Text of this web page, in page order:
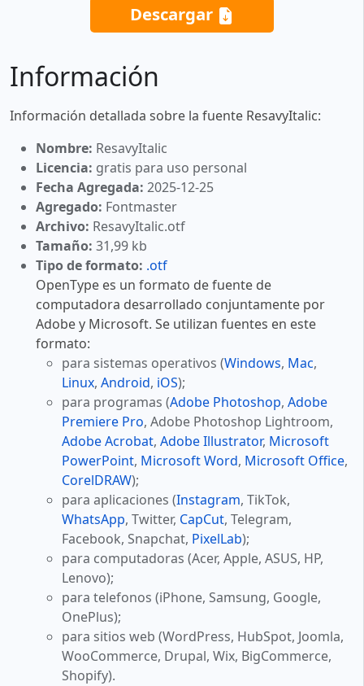
Descargar
Información
Información detallada sobre la fuente ResavyItalic:
Nombre: ResavyItalic
Licencia: gratis para uso personal
Fecha Agregada: 2025-12-25
Agregado: Fontmaster
Archivo: ResavyItalic.otf
Tamaño: 31,99 kb
Tipo de formato: .otf
OpenType es un formato de fuente de
computadora desarrollado conjuntamente por
Adobe y Microsoft. Se utilizan fuentes en este
formato:
para sistemas operativos (Windows, Mac,
Linux, Android, iOS);
para programas (Adobe Photoshop, Adobe
Premiere Pro, Adobe Photoshop Lightroom,
Adobe Acrobat, Adobe Illustrator, Microsoft
PowerPoint, Microsoft Word, Microsoft Office,
CorelDRAW);
para aplicaciones (Instagram, TikTok,
WhatsApp, Twitter, CapCut, Telegram,
Facebook, Snapchat, PixelLab);
para computadoras (Acer, Apple, ASUS, HP,
Lenovo);
para telefonos (iPhone, Samsung, Google,
OnePlus);
para sitios web (WordPress, HubSpot, Joomla,
WooCommerce, Drupal, Wix, BigCommerce,
Shopify).